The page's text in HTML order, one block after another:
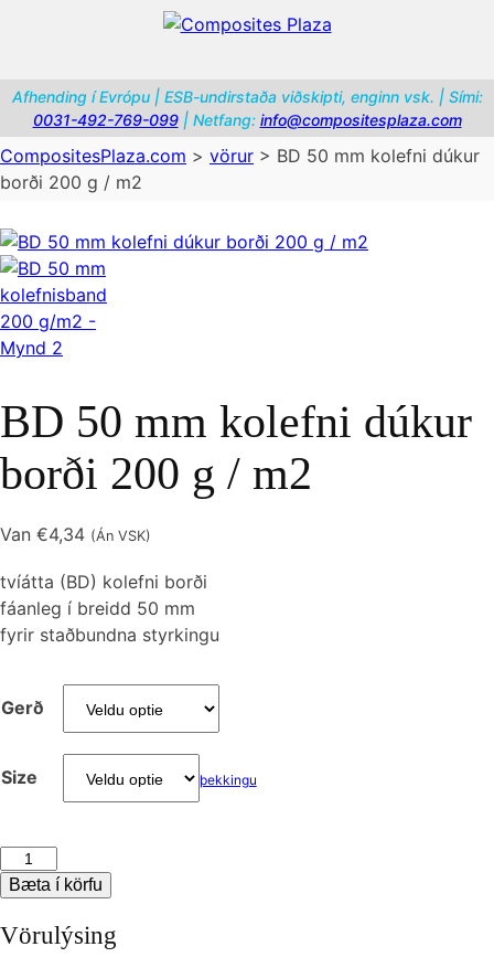
Afhending í Evrópu | ESB-undirstaða viðskipti, enginn vsk. | Sími:
0031-492-769-099| Netfang: info@compositesplaza.com
CompositesPlaza.com > vörur > BD 50 mm kolefni dúkur
borði 200 g / m2
BD 50 mm kolefni dúkur
borði 200 g / m2
Van €4,34 (Án VSK)
tvíátta (BD) kolefni borði
fáanleg í breidd 50 mm
fyrir staðbundna styrkingu
Gerð
Size þekkingu
50
kolefni
Bæta í körfu
Vörulýsing